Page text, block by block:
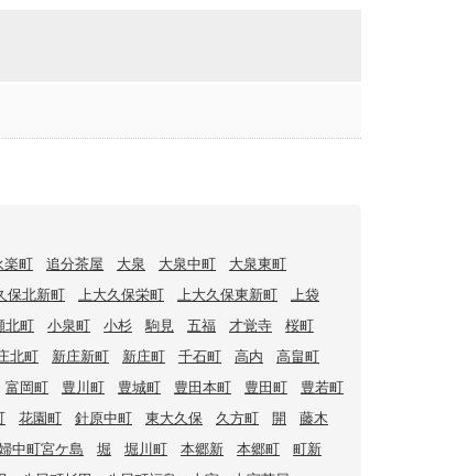
楽町 追分茶屋 大泉 大泉中町
大泉東町
保北新町 上大久保栄町 上大久保東新町
上袋
北町 小泉町 小杉 駒見 五福 才覚寺
桜町
北町 新庄新町 新庄町 千石町 高内
高畠町
富岡町 豊川町 豊城町 豊田本町 豊田町
豊若町
花園町 針原中町 東大久保 久方町 開
藤木
中町宮ケ島 堀 堀川町 本郷新 本郷町
町新